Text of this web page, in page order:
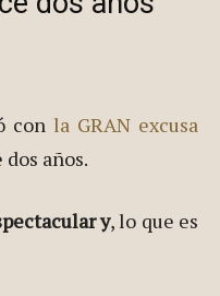
con la GRAN excusa
años.
y, lo que es